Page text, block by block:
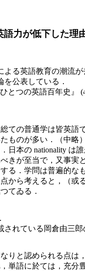
語力が低下した
る英語教育の潮流
公表している．
とつの英語百年史』
の普通学は皆英語
ものが多い．（中
日本の nationality は
きが至当で，又事
る．学問は普遍的
から考えると，（或
てゐる．
れている岡倉由三
りと認められる点は
単語に於ては，充分